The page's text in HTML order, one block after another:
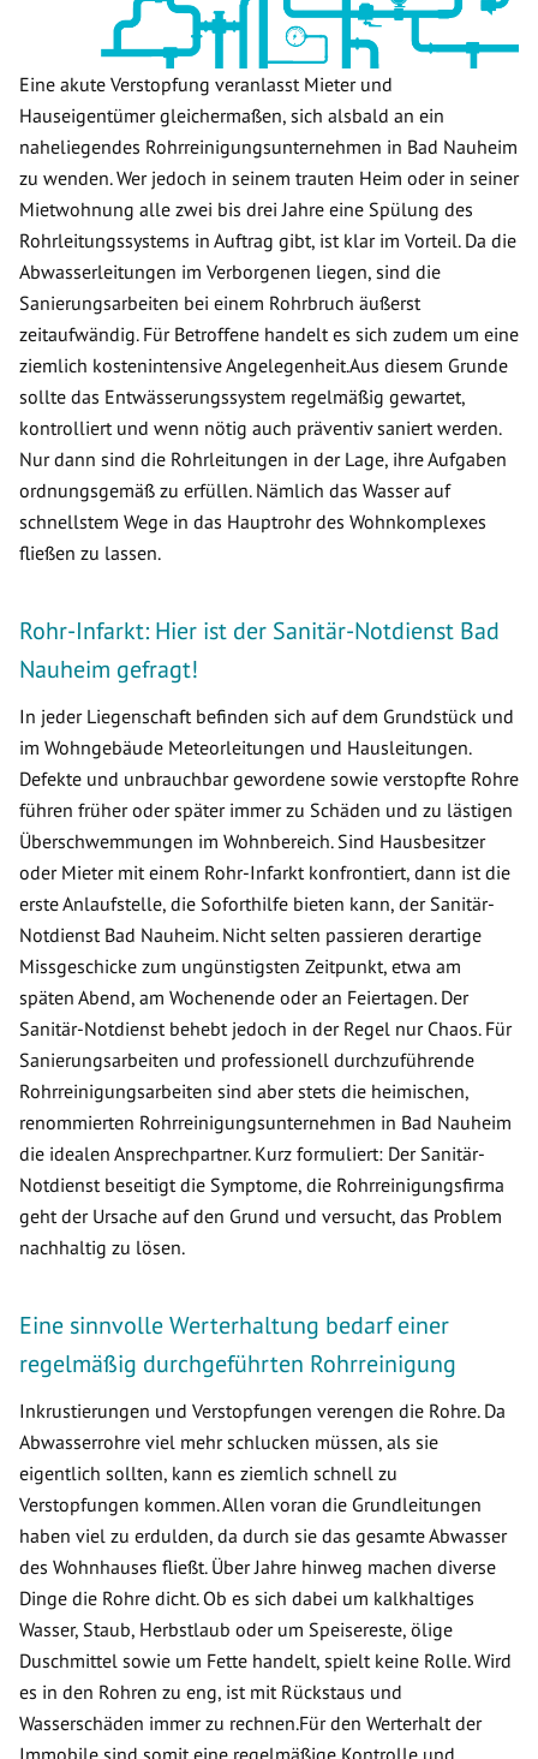
Eine akute Verstopfung veranlasst Mieter und
Hauseigentümer gleichermaßen, sich alsbald an ein
naheliegendes Rohrreinigungsunternehmen in Bad Nauheim
zu wenden. Wer jedoch in seinem trauten Heim oder in seiner
Mietwohnung alle zwei bis drei Jahre eine Spülung des
Rohrleitungssystems in Auftrag gibt, ist klar im Vorteil. Da die
Abwasserleitungen im Verborgenen liegen, sind die
Sanierungsarbeiten bei einem Rohrbruch äußerst
zeitaufwändig. Für Betroffene handelt es sich zudem um eine
ziemlich kostenintensive Angelegenheit.Aus diesem Grunde
sollte das Entwässerungssystem regelmäßig gewartet,
kontrolliert und wenn nötig auch präventiv saniert werden.
Nur dann sind die Rohrleitungen in der Lage, ihre Aufgaben
ordnungsgemäß zu erfüllen. Nämlich das Wasser auf
schnellstem Wege in das Hauptrohr des Wohnkomplexes
fließen zu lassen.
Rohr-Infarkt: Hier ist der Sanitär-Notdienst Bad
Nauheim gefragt!
In jeder Liegenschaft befinden sich auf dem Grundstück und
im Wohngebäude Meteorleitungen und Hausleitungen.
Defekte und unbrauchbar gewordene sowie verstopfte Rohre
führen früher oder später immer zu Schäden und zu lästigen
Überschwemmungen im Wohnbereich. Sind Hausbesitzer
oder Mieter mit einem Rohr-Infarkt konfrontiert, dann ist die
erste Anlaufstelle, die Soforthilfe bieten kann, der Sanitär-
Notdienst Bad Nauheim. Nicht selten passieren derartige
Missgeschicke zum ungünstigsten Zeitpunkt, etwa am
späten Abend, am Wochenende oder an Feiertagen. Der
Sanitär-Notdienst behebt jedoch in der Regel nur Chaos. Für
Sanierungsarbeiten und professionell durchzuführende
Rohrreinigungsarbeiten sind aber stets die heimischen,
renommierten Rohrreinigungsunternehmen in Bad Nauheim
die idealen Ansprechpartner. Kurz formuliert: Der Sanitär-
Notdienst beseitigt die Symptome, die Rohrreinigungsfirma
geht der Ursache auf den Grund und versucht, das Problem
nachhaltig zu lösen.
Eine sinnvolle Werterhaltung bedarf einer
regelmäßig durchgeführten Rohrreinigung
Inkrustierungen und Verstopfungen verengen die Rohre. Da
Abwasserrohre viel mehr schlucken müssen, als sie
eigentlich sollten, kann es ziemlich schnell zu
Verstopfungen kommen. Allen voran die Grundleitungen
haben viel zu erdulden, da durch sie das gesamte Abwasser
des Wohnhauses fließt. Über Jahre hinweg machen diverse
Dinge die Rohre dicht. Ob es sich dabei um kalkhaltiges
Wasser, Staub, Herbstlaub oder um Speisereste, ölige
Duschmittel sowie um Fette handelt, spielt keine Rolle. Wird
es in den Rohren zu eng, ist mit Rückstaus und
Wasserschäden immer zu rechnen.Für den Werterhalt der